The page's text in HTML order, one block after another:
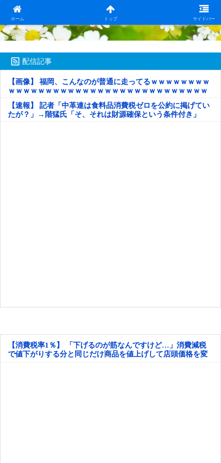
ホーム トップ サイドバー
日本第一！ニュース録
配信記事
【画像】 福岡、こんなのが普通に走ってるｗｗｗｗｗｗｗｗ
ｗｗｗｗｗｗｗｗｗｗｗｗｗｗｗｗｗｗｗｗｗｗｗｗｗｗｗ
ｗｗｗｗｗ
【速報】 記者「中革連は食料品消費税ゼロを公約に掲げてい
たが？」→階猛氏「そ、それは財源確保という条件付き」
【消費税率1％】 「下げるのが筋なんですけど…」消費減税
で値下がりする分と同じだけ商品を値上げして店頭価格を変
えない店も